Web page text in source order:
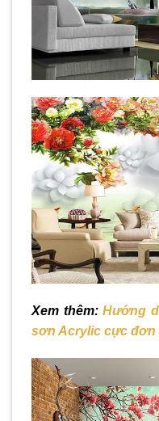
Xem thêm: Hướng
sơn Acrylic cực đơn